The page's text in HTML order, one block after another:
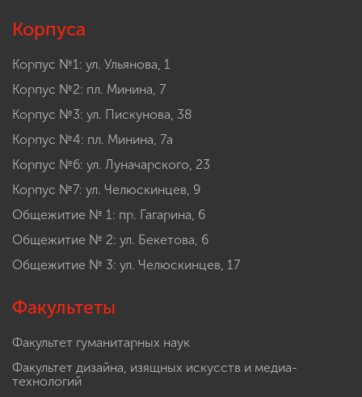
Корпуса
Корпус №1: ул. Ульянова, 1
Корпус №2: пл. Минина, 7
Корпус №3: ул. Пискунова, 38
Корпус №4: пл. Минина, 7а
Корпус №6: ул. Луначарского, 23
Корпус №7: ул. Челюскинцев, 9
Общежитие № 1: пр. Гагарина, 6
Общежитие № 2: ул. Бекетова, 6
Общежитие № 3: ул. Челюскинцев, 17
Факультеты
Факультет гуманитарных наук
Факультет дизайна, изящных искусств и медиа-
технологий